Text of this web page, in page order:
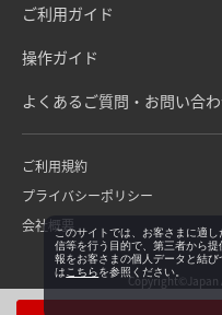
ご利用ガイド
操作ガイド
よくあるご質問・お問い合
ご利用規約
プライバシーポリシー
会社概要
Copyright©Japan
このサイトでは、お客さまに適
信等を行う目的で、第三者から
報をお客さまの個人データと結
は こちらを参照ください。